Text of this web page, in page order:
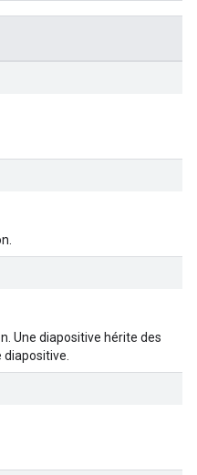
Une diapositive hérite des